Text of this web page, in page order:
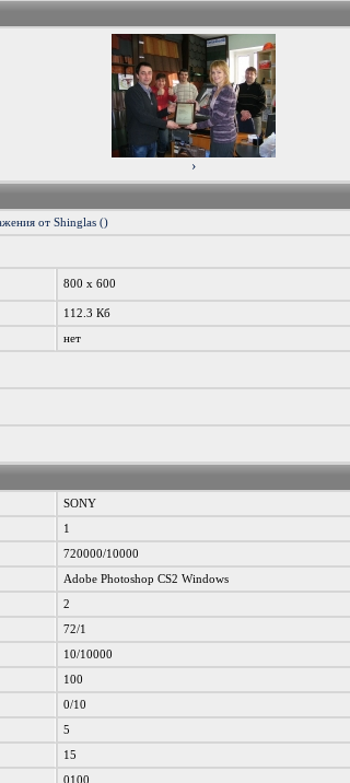
›
от Shinglas ()
800 x 600
112.3 Кб
нет
SONY
1
720000/10000
Adobe Photoshop CS2 Windows
2
72/1
10/10000
100
0/10
5
15
0100